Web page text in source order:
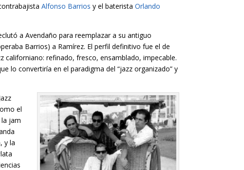
Alfonso Barrios y el baterista Orlando
a Avendaño para reemplazar a su antiguo
Barrios) a Ramírez. El perfil definitivo fue el de
refinado, fresco, ensamblado, impecable.
lo convertiría en el paradigma del “jazz organizado” y
el
la jam
y la